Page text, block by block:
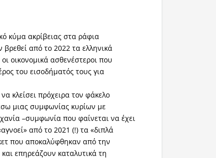
κύμα ακρίβειας στα ράφια
βρεθεί από το 2022 τα ελληνικά
οι οικονομικά ασθενέστεροι που
του εισοδήματός τους για
κλείσει πρόχειρα τον φάκελο
μιας συμφωνίας κυρίων με
–συμφωνία που φαίνεται να έχει
από το 2021 (!) τα «διπλά
που αποκαλύφθηκαν από την
επηρεάζουν καταλυτικά τη